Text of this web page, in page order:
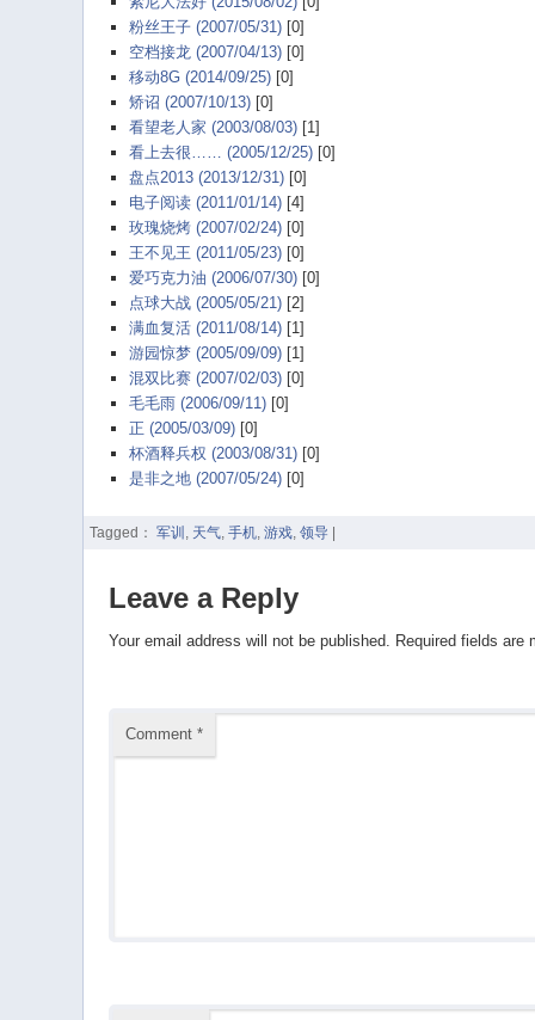
粉丝王子 (2007/05/31)[0]
空档接龙 (2007/04/13)[0]
移动8G (2014/09/25)[0]
矫诏 (2007/10/13)[0]
看望老人家 (2003/08/03)[1]
看上去很…… (2005/12/25)[0]
盘点2013 (2013/12/31)[0]
电子阅读 (2011/01/14)[4]
玫瑰烧烤 (2007/02/24)[0]
王不见王 (2011/05/23)[0]
爱巧克力油 (2006/07/30)[0]
点球大战 (2005/05/21)[2]
满血复活 (2011/08/14)[1]
游园惊梦 (2005/09/09)[1]
混双比赛 (2007/02/03)[0]
毛毛雨 (2006/09/11)[0]
正 (2005/03/09)[0]
杯酒释兵权 (2003/08/31)[0]
是非之地 (2007/05/24)[0]
Tagged： 军训 , 天气, 手机, 游戏, 领导
Leave a Reply
Your email address will not be published. Required fields are
Comment *